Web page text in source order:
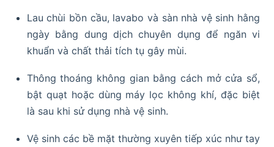
Lau chùi bồn cầu, lavabo và sàn nhà vệ sinh hằng
ngày bằng dung dịch chuyên dụng để ngăn vi
khuẩn và chất thải tích tụ gây mùi.
Thông thoáng không gian bằng cách mở cửa sổ,
bật quạt hoặc dùng máy lọc không khí, đặc biệt
là sau khi sử dụng nhà vệ sinh.
Vệ sinh các bề mặt thường xuyên tiếp xúc như tay